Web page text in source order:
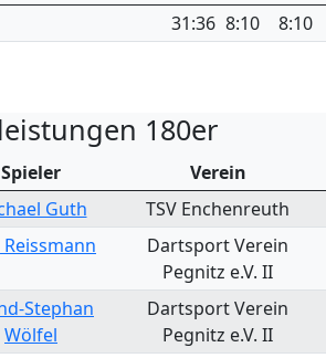
31:36 8:10 8:10
180er
Spieler
Verein
Guth
TSV Enchenreuth
Reissmann
Dartsport Verein
Pegnitz e.V. II
Stephan
Wölfel
Dartsport Verein
Pegnitz e.V. II